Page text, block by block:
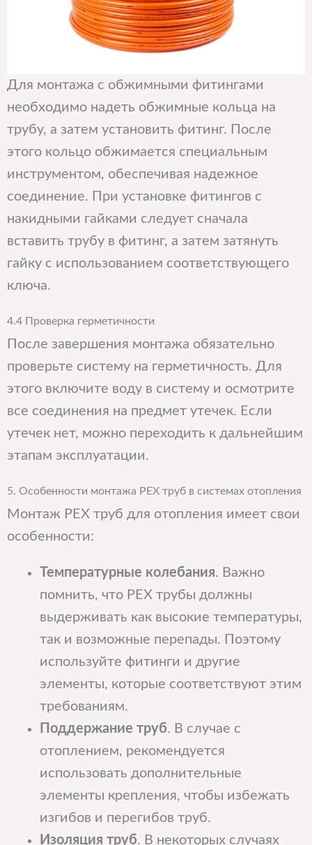
Для монтажа с обжимными фитингами
необходимо надеть обжимные кольца на
трубу, а затем установить фитинг. После
этого кольцо обжимается специальным
инструментом, обеспечивая надежное
соединение. При установке фитингов с
накидными гайками следует сначала
вставить трубу в фитинг, а затем затянуть
гайку с использованием соответствующего
ключа.
4.4 Проверка герметичности
После завершения монтажа обязательно
проверьте систему на герметичность. Для
этого включите воду в систему и осмотрите
все соединения на предмет утечек. Если
утечек нет, можно переходить к дальнейшим
этапам эксплуатации.
5. Особенности монтажа PEX труб в системах отопления
Монтаж PEX труб для отопления имеет свои
особенности:
Температурные колебания. Важно
помнить, что PEX трубы должны
выдерживать как высокие температуры,
так и возможные перепады. Поэтому
используйте фитинги и другие
элементы, которые соответствуют этим
требованиям.
Поддержание труб. В случае с
отоплением, рекомендуется
использовать дополнительные
элементы крепления, чтобы избежать
изгибов и перегибов труб.
Изоляция труб. В некоторых случаях